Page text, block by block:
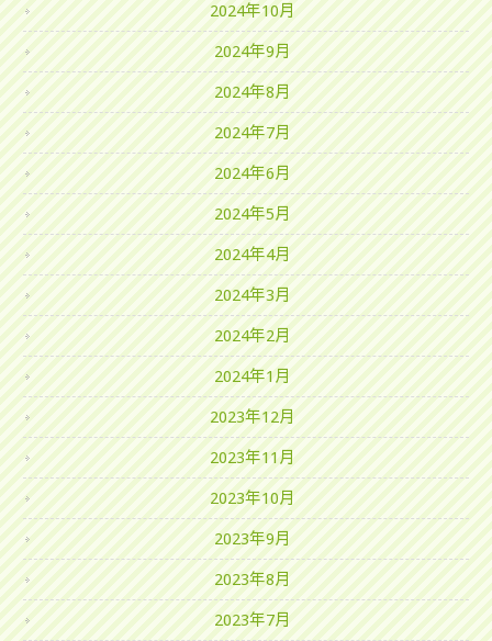
2024年10月
2024年9月
2024年8月
2024年7月
2024年6月
2024年5月
2024年4月
2024年3月
2024年2月
2024年1月
2023年12月
2023年11月
2023年10月
2023年9月
2023年8月
2023年7月